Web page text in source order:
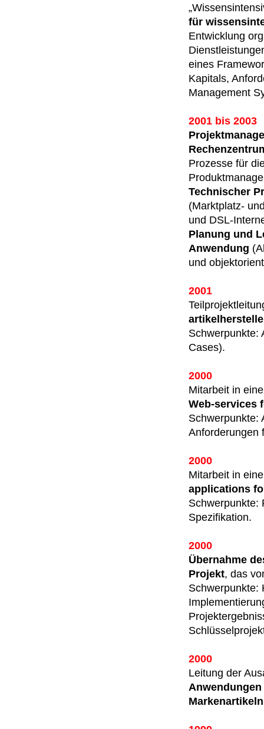
für
Entwicklung
eines
Kapitals,
Management
2001 bis 2003
Prozesse für
Technischer
(Marktplatz-
und DSL-
Planung und
Anwendung
und
2001
Schwerpunkte:
Cases).
2000
Mitarbeit in
Web-services
Schwerpunkte:
Anforde­rungen
2000
Mitarbeit in
applications
Schwerpunkte:
Spe­zifikation.
2000
Übernahme
Projekt, das
Schwerpunkte:
2000
Leitung der